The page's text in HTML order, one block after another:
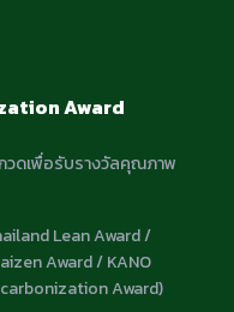
Award
วดเพื่อรับรางวัลคุณภาพ
Lean Award /
Award / KANO
Award)